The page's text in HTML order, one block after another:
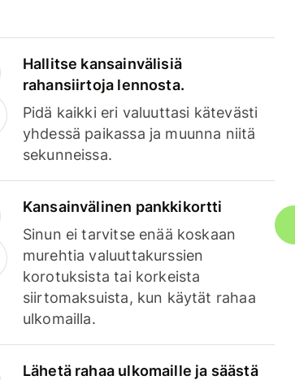
Hallitse kansainvälisiä
rahansiirtoja lennosta.
Pidä kaikki eri valuuttasi kätevästi
yhdessä paikassa ja muunna niitä
sekunneissa.
Kansainvälinen pankkikortti
Sinun ei tarvitse enää koskaan
murehtia valuuttakurssien
korotuksista tai korkeista
siirtomaksuista, kun käytät rahaa
ulkomailla.
Lähetä rahaa ulkomaille ja säästä